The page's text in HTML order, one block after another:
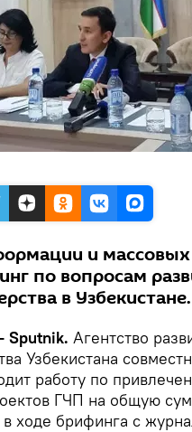
и
по вопросам
в Узбекистане.
Sputnik. Агентство
Узбекистана
работу по
ГЧП на общую
ходе брифинга с